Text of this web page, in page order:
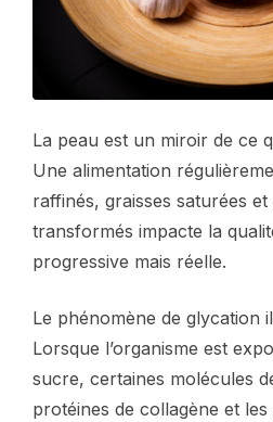
La peau est un miroir de ce
Une alimentation
raffinés, graisses saturées
transformés impacte la
progressive mais réelle.
Le phénomène de glycation
Lorsque l’organisme est
sucre, certaines molécules
protéines de collagène et